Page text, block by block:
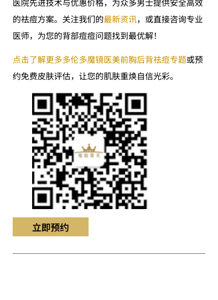
的祛痘方案。关注我们的最新资讯，或直接咨询专业
医师，为您的背部痘痘问题找到最优解！
点击了解更多多伦多魔镜医美前胸后背祛痘专题或预
约免费皮肤评估，让您的肌肤重焕自信光彩。
立即预约